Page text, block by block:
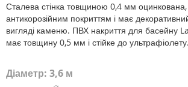
Сталева стінка товщиною 0,4 мм
антикорозійним покриттям і має
вигляді каменю. ПВХ накриття для басейну
має товщину 0,5 мм і стійке до ультрафіолету.
Діаметр: 3,6 м